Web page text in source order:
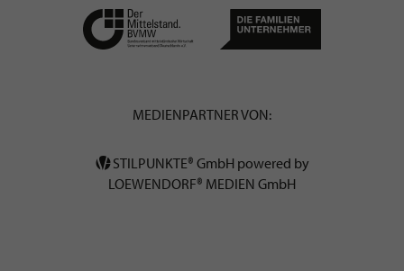
MEDIENPARTNER VON:
STILPUNKTE® GmbH powered by
LOEWENDORF® MEDIEN GmbH